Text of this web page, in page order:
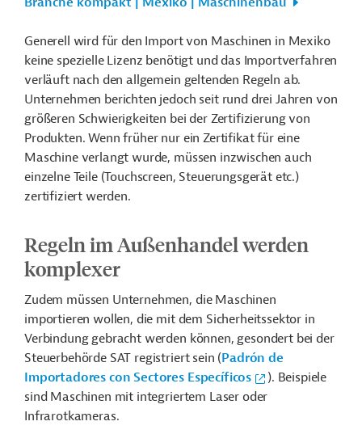
Generell wird für den Import von Maschinen in Mexiko
keine spezielle Lizenz benötigt und das Importverfahren
verläuft nach den allgemein geltenden Regeln ab.
Unternehmen berichten jedoch seit rund drei Jahren von
größeren Schwierigkeiten bei der Zertifizierung von
Produkten. Wenn früher nur ein Zertifikat für eine
Maschine verlangt wurde, müssen inzwischen auch
einzelne Teile (Touchscreen, Steuerungsgerät etc.)
zertifiziert werden.
Regeln im Außenhandel werden
komplexer
Zudem müssen Unternehmen, die Maschinen
importieren wollen, die mit dem Sicherheitssektor in
Verbindung gebracht werden können, gesondert bei der
Steuerbehörde SAT registriert sein (Padrón de
Importadores con Sectores Específicos
). Beispiele
sind Maschinen mit integriertem Laser oder
Infrarotkameras.